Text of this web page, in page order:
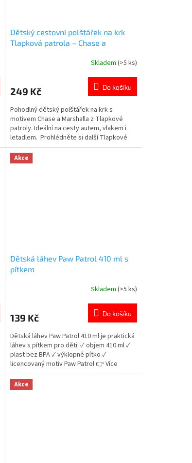
Dětský cestovní polštářek na krk
Tlapková patrola – Chase a
je
z
5
hvězdiček.
Skladem (>5 ks)
249 Kč Do košíku
Pohodlný dětský polštářek na krk s
motivem Chase a Marshalla z Tlapkové
patroly. Ideální na cesty autem, vlakem i
letadlem. Prohlédněte si další Tlapkové
patroly produkty👉 zde
Akce
Dětská láhev Paw Patrol 410 ml s
pítkem
je
z
5
hvězdiček.
Skladem (>5 ks)
139 Kč Do košíku
Dětská láhev Paw Patrol 410 ml je praktická
láhev s pítkem pro děti. ✓ objem 410 ml ✓
plast bez BPA ✓ výklopné pítko ✓
licencovaný motiv Paw Patrol 👉 Více
produktů Paw Patrol
Akce